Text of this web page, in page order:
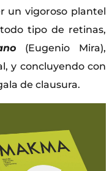
un vigoroso plantel
tipo de retinas,
(Eugenio Mira),
y concluyendo con
de clausura.